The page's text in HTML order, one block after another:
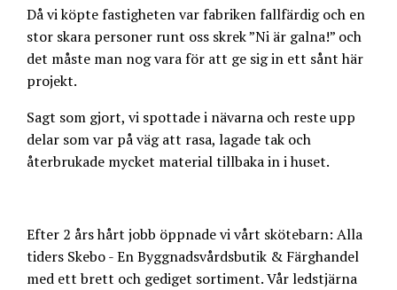
Då vi köpte fastigheten var fabriken fallfärdig och en
stor skara personer runt oss skrek ”Ni är galna!” och
det måste man nog vara för att ge sig in ett sånt här
projekt.
Sagt som gjort, vi spottade i nävarna och reste upp
delar som var på väg att rasa, lagade tak och
återbrukade mycket material tillbaka in i huset.
Efter 2 års hårt jobb öppnade vi vårt skötebarn: Alla
tiders Skebo - En Byggnadsvårdsbutik & Färghandel
med ett brett och gediget sortiment. Vår ledstjärna